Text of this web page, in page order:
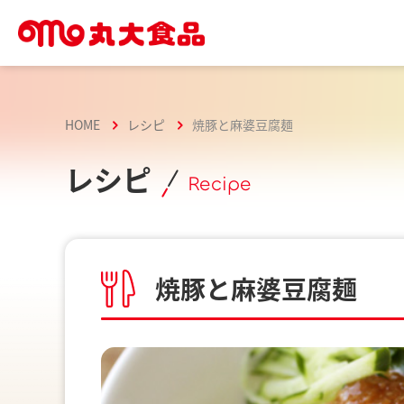
HOME レシピ 焼豚と麻婆豆腐麺
レシピ Recipe
焼豚と麻婆豆腐麺